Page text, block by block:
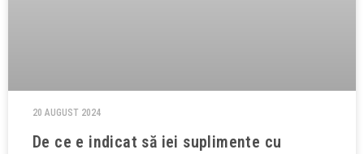
De ce e indicat să iei suplimente cu
20 AUGUST 2024